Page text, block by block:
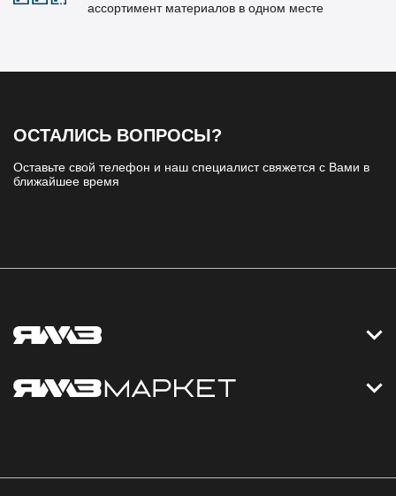
ассортимент материалов в одном месте
ОСТАЛИСЬ ВОПРОСЫ?
Оставьте свой телефон и наш специалист свяжется с Вами в
ближайшее время
Контакты